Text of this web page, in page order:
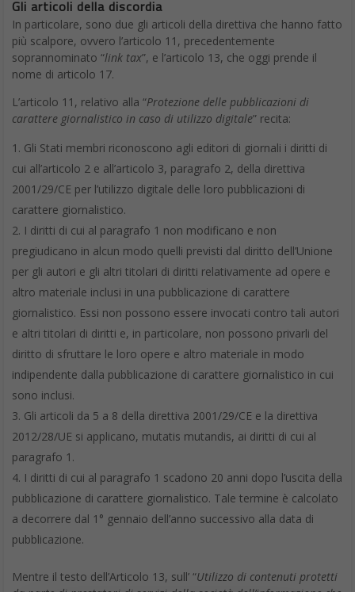
Gli articoli della discordia
In particolare, sono due gli articoli della direttiva che hanno fatto
più scalpore, ovvero l’articolo 11, precedentemente
soprannominato “link tax”, e l’articolo 13, che oggi prende il
nome di articolo 17.
L’articolo 11, relativo alla “Protezione delle pubblicazioni di
carattere giornalistico in caso di utilizzo digitale” recita:
Gli Stati membri riconoscono agli editori di giornali i diritti di
cui all’articolo 2 e all’articolo 3, paragrafo 2, della direttiva
2001/29/CE per l’utilizzo digitale delle loro pubblicazioni di
carattere giornalistico.
I diritti di cui al paragrafo 1 non modificano e non
pregiudicano in alcun modo quelli previsti dal diritto dell’Unione
per gli autori e gli altri titolari di diritti relativamente ad opere e
altro materiale inclusi in una pubblicazione di carattere
giornalistico. Essi non possono essere invocati contro tali autori
e altri titolari di diritti e, in particolare, non possono privarli del
diritto di sfruttare le loro opere e altro materiale in modo
indipendente dalla pubblicazione di carattere giornalistico in cui
sono inclusi.
Gli articoli da 5 a 8 della direttiva 2001/29/CE e la direttiva
2012/28/UE si applicano, mutatis mutandis, ai diritti di cui al
paragrafo 1.
I diritti di cui al paragrafo 1 scadono 20 anni dopo l’uscita della
pubblicazione di carattere giornalistico. Tale termine è calcolato
a decorrere dal 1° gennaio dell’anno successivo alla data di
pubblicazione.
Mentre il testo dell’Articolo 13, sull’ “Utilizzo di contenuti protetti